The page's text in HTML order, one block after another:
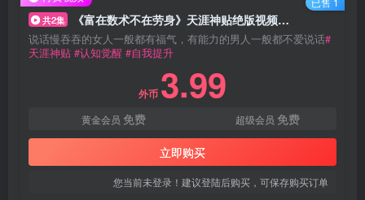
共2集 《富在数术不在劳身》天涯神贴绝版视频合集009在线观看
说话慢吞吞的女人一般都有福气，有能力的男人一般都不爱说话#
天涯神贴 #认知觉醒 #自我提升
外币 3.99
黄金会员 免费 超级会员 免费
立即购买
您当前未登录！建议登陆后购买，可保存购买订单